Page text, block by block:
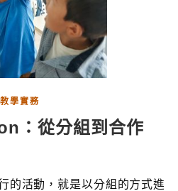
教學實務
：從分組到合作